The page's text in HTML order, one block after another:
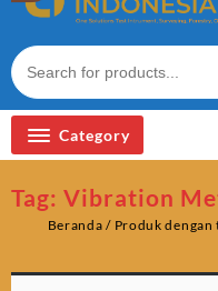
Category
Tag: Vibration
Beranda / Produk dengan